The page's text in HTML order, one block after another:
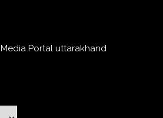
Portal uttarakhand